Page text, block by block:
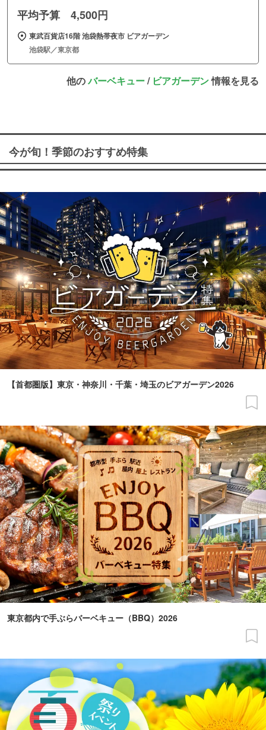
平均予算 4,500円
東武百貨店16階 池袋熱帯夜市 ビアガーデン
池袋駅／東京都
他のバーベキュー/ ビアガーデン情報を見る
今が旬！季節のおすすめ特集
【首都圏版】東京・神奈川・千葉・埼玉のビアガーデン2026
東京都内で手ぶらバーベキュー（BBQ）2026